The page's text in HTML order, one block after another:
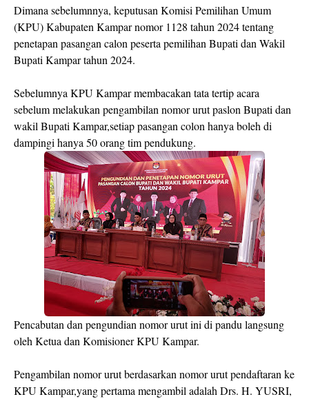
Dimana sebelumnnya, keputusan Komisi Pemilihan Umum
(KPU) Kabupaten Kampar nomor 1128 tahun 2024 tentang
penetapan pasangan calon peserta pemilihan Bupati dan Wakil
Bupati Kampar tahun 2024.
Sebelumnya KPU Kampar membacakan tata tertip acara
sebelum melakukan pengambilan nomor urut paslon Bupati dan
wakil Bupati Kampar,setiap pasangan colon hanya boleh di
dampingi hanya 50 orang tim pendukung.
Pencabutan dan pengundian nomor urut ini di pandu langsung
oleh Ketua dan Komisioner KPU Kampar.
Pengambilan nomor urut berdasarkan nomor urut pendaftaran ke
KPU Kampar,yang pertama mengambil adalah Drs. H. YUSRI,